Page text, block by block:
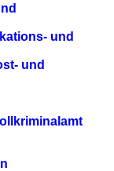
und
und